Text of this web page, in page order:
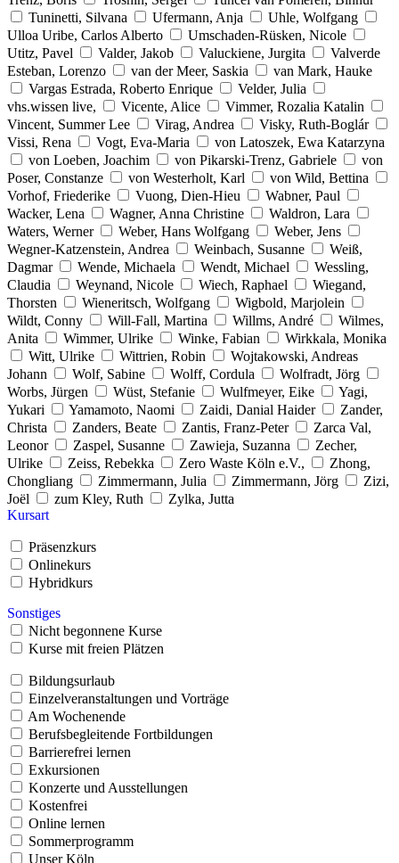
Tuninetti, Silvana
Ufermann, Anja
Uhle, Wolfgang
Ulloa Uribe, Carlos Alberto
Umschaden-Rüsken, Nicole
Utitz, Pavel
Valder, Jakob Valuckiene, Jurgita
Valverde
Esteban, Lorenzo
van der Meer, Saskia
van Mark, Hauke
Vargas Estrada, Roberto Enrique
Velder, Julia
vhs.wissen live,
Vicente, Alice
Vimmer, Rozalia Katalin
Vincent, Summer Lee
Virag, Andrea
Visky, Ruth-Boglár
Vissi, Rena
Vogt, Eva-Maria
von Latoszek, Ewa Katarzyna
von Loeben, Joachim
von Pikarski-Trenz, Gabriele
von
Poser, Constanze
von Westerholt, Karl
von Wild, Bettina
Vorhof, Friederike
Vuong, Dien-Hieu
Wabner, Paul
Wacker, Lena
Wagner, Anna Christine
Waldron, Lara
Waters, Werner
Weber, Hans Wolfgang
Weber, Jens
Wegner-Katzenstein, Andrea
Weinbach, Susanne
Weiß,
Dagmar
Wende, Michaela Wendt, Michael
Wessling,
Claudia
Weynand, Nicole Wiech, Raphael
Wiegand,
Thorsten
Wieneritsch, Wolfgang
Wigbold, Marjolein
Wildt, Conny
Will-Fall, Martina Willms, André
Wilmes,
Anita
Wimmer, Ulrike Winke, Fabian
Wirkkala, Monika
Witt, Ulrike
Wittrien, Robin
Wojtakowski, Andreas
Johann
Wolf, Sabine Wolff, Cordula
Wolfradt, Jörg
Worbs, Jürgen
Wüst, Stefanie Wulfmeyer, Eike
Yagi,
Yukari
Yamamoto, Naomi Zaidi, Danial Haider
Zander,
Christa
Zanders, Beate Zantis, Franz-Peter
Zarca Val,
Leonor
Zaspel, Susanne Zawieja, Suzanna
Zecher,
Ulrike
Zeiss, Rebekka Zero Waste Köln e.V.,
Zhong,
Chongliang
Zimmermann, Julia Zimmermann, Jörg
Zizi,
Joël
zum Kley, Ruth
Zylka, Jutta
Kursart
Präsenzkurs
Onlinekurs
Hybridkurs
Sonstiges
Nicht begonnene Kurse
Kurse mit freien Plätzen
Bildungsurlaub
Einzelveranstaltungen und Vorträge
Am Wochenende
Berufsbegleitende Fortbildungen
Barrierefrei lernen
Exkursionen
Konzerte und Ausstellungen
Kostenfrei
Online lernen
Sommerprogramm
Unser Köln